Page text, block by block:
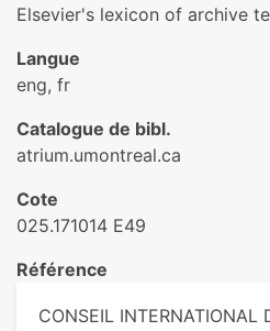
Elsevier's lexicon of archive
Langue
eng, fr
Catalogue de bibl.
atrium.umontreal.ca
Cote
025.171014 E49
Référence
CONSEIL INTERNATIONAL